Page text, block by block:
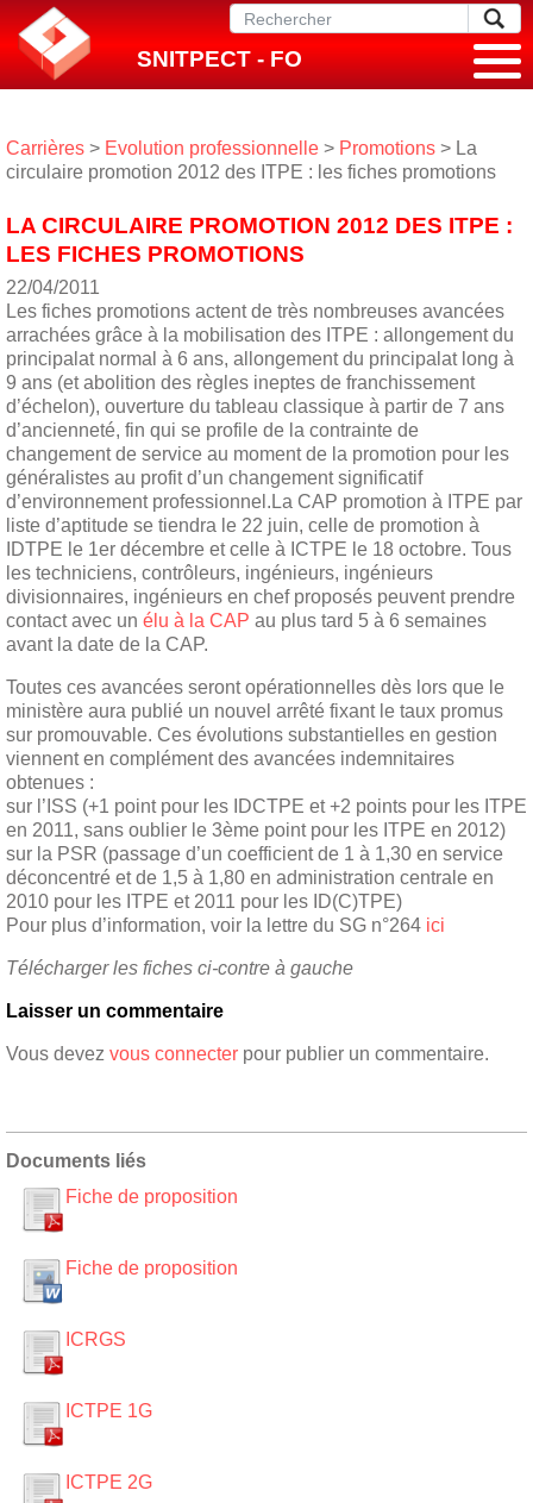
SNITPECT - FO
Carrières > Evolution professionnelle > Promotions > La
circulaire promotion 2012 des ITPE : les fiches promotions
LA CIRCULAIRE PROMOTION 2012 DES ITPE :
LES FICHES PROMOTIONS
22/04/2011
Les fiches promotions actent de très nombreuses avancées
arrachées grâce à la mobilisation des ITPE : allongement du
principalat normal à 6 ans, allongement du principalat long à
9 ans (et abolition des règles ineptes de franchissement
d’échelon), ouverture du tableau classique à partir de 7 ans
d’ancienneté, fin qui se profile de la contrainte de
changement de service au moment de la promotion pour les
généralistes au profit d’un changement significatif
d’environnement professionnel.La CAP promotion à ITPE par
liste d’aptitude se tiendra le 22 juin, celle de promotion à
IDTPE le 1er décembre et celle à ICTPE le 18 octobre. Tous
les techniciens, contrôleurs, ingénieurs, ingénieurs
divisionnaires, ingénieurs en chef proposés peuvent prendre
contact avec un élu à la CAP au plus tard 5 à 6 semaines
avant la date de la CAP.
Toutes ces avancées seront opérationnelles dès lors que le
ministère aura publié un nouvel arrêté fixant le taux promus
sur promouvable. Ces évolutions substantielles en gestion
viennent en complément des avancées indemnitaires
obtenues :
sur l’ISS (+1 point pour les IDCTPE et +2 points pour les ITPE
en 2011, sans oublier le 3ème point pour les ITPE en 2012)
sur la PSR (passage d’un coefficient de 1 à 1,30 en service
déconcentré et de 1,5 à 1,80 en administration centrale en
2010 pour les ITPE et 2011 pour les ID(C)TPE)
Pour plus d’information, voir la lettre du SG n°264 ici
Télécharger les fiches ci-contre à gauche
Laisser un commentaire
Vous devez vous connecter pour publier un commentaire.
Documents liés
Fiche de proposition
Fiche de proposition
ICRGS
ICTPE 1G
ICTPE 2G